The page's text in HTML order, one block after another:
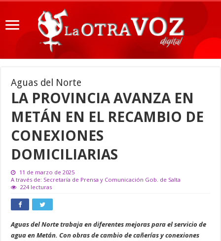
Aguas del Norte
LA PROVINCIA AVANZA EN
METÁN EN EL RECAMBIO DE
CONEXIONES
DOMICILIARIAS
11 de marzo de 2025
A través de: Secretaría de Prensa y Comunicación Gob. de Salta
224 lecturas
Aguas del Norte trabaja en diferentes mejoras para el servicio de
agua en Metán. Con obras de cambio de cañerías y conexiones